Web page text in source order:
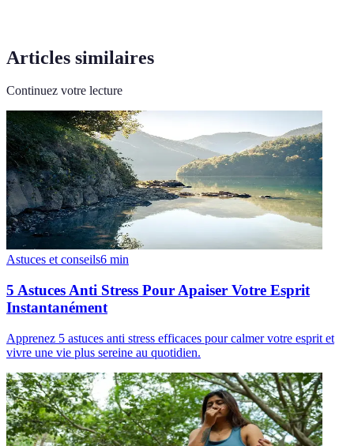
Articles similaires
Continuez votre lecture
Astuces et conseils6 min
5 Astuces Anti Stress Pour Apaiser Votre Esprit
Instantanément
Apprenez 5 astuces anti stress efficaces pour calmer votre esprit et
vivre une vie plus sereine au quotidien.